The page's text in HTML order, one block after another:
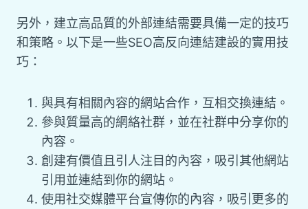
另外，建立高品質的外部連結需要具備一定的技巧
和策略。以下是一些SEO高反向連結建設的實用技
巧：
與具有相關內容的網站合作，互相交換連結。
參與質量高的網絡社群，並在社群中分享你的
內容。
創建有價值且引人注目的內容，吸引其他網站
引用並連結到你的網站。
使用社交媒體平台宣傳你的內容，吸引更多的